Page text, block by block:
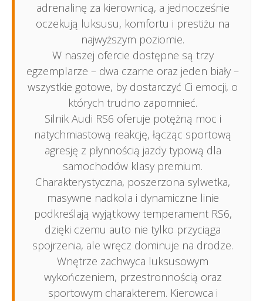
adrenalinę za kierownicą, a jednocześnie
oczekują luksusu, komfortu i prestiżu na
najwyższym poziomie.
W naszej ofercie dostępne są trzy
egzemplarze – dwa czarne oraz jeden biały –
wszystkie gotowe, by dostarczyć Ci emocji, o
których trudno zapomnieć.
Silnik Audi RS6 oferuje potężną moc i
natychmiastową reakcję, łącząc sportową
agresję z płynnością jazdy typową dla
samochodów klasy premium.
Charakterystyczna, poszerzona sylwetka,
masywne nadkola i dynamiczne linie
podkreślają wyjątkowy temperament RS6,
dzięki czemu auto nie tylko przyciąga
spojrzenia, ale wręcz dominuje na drodze.
Wnętrze zachwyca luksusowym
wykończeniem, przestronnością oraz
sportowym charakterem. Kierowca i